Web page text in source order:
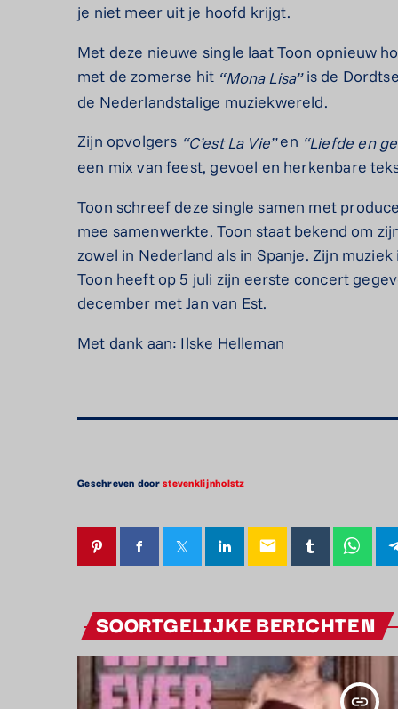
je niet meer uit je hoofd krijgt.
Met deze nieuwe single laat Toon opnieuw
met de zomerse hit “Mona Lisa” is de
de Nederlandstalige muziekwereld.
Zijn opvolgers “C’est La Vie” en “Liefde en
een mix van feest, gevoel en herkenbare
Toon schreef deze single samen met
mee samenwerkte. Toon staat bekend om
zowel in Nederland als in Spanje. Zijn
Toon heeft op 5 juli zijn eerste concert
december met Jan van Est.
Met dank aan: Ilske Helleman
Geschreven doorstevenklijnholstz
email
SOORTGELIJKE BERICHTEN
insert_link